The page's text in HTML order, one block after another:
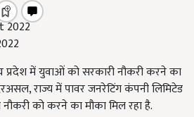
प्रदेश में युवाओं को सरकारी नौकरी करने का
राज्य में पावर जनरेटिंग कंपनी लिमिटेड
नौकरी को करने का मौका मिल रहा है.